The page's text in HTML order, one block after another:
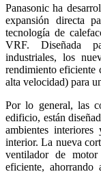
Panasonic ha
expansión directa
tecnología de
VRF. Diseñada
industriales, los
rendimiento eficiente
alta velocidad) para
Por lo general, las
edificio, están
ambientes interiores
interior. La nueva
ventilador de
eficiente,